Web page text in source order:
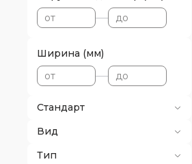
Ширина (мм)
Стандарт
Вид
Тип